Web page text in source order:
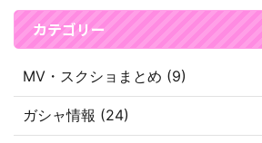
カテゴリー
MV・スクショまとめ (9)
ガシャ情報 (24)